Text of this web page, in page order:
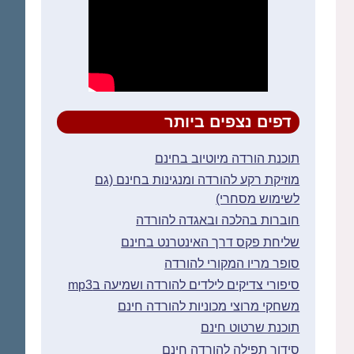
דפים נצפים ביותר
תוכנת הורדה מיוטיוב בחינם
מוזיקת רקע להורדה ומנגינות בחינם (גם
לשימוש מסחרי)
חוברות בהלכה ובאגדה להורדה
שליחת פקס דרך האינטרנט בחינם
סופר מריו המקורי להורדה
סיפורי צדיקים לילדים להורדה ושמיעה בmp3
משחקי מרוצי מכוניות להורדה חינם
תוכנת שרטוט חינם
סידור תפילה להורדה חינם